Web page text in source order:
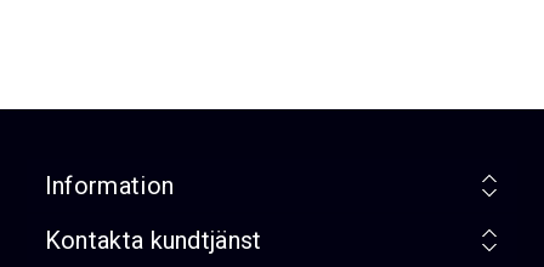
Information
Kontakta kundtjänst